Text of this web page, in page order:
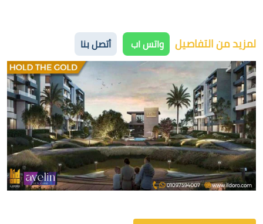
لمزيد من التفاصيل واتس اب أتصل بنا